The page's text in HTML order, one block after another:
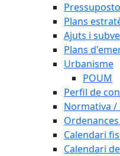
Plans
Ajuts i
Plans
Urbanisme
POUM
Perfil de
Normativa /
Calendari
Calendari